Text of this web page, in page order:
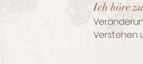
Ich höre